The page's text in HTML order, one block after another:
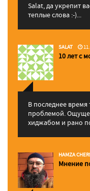
Salat, да укрепит
теплые слова :-)...
SALAT
10 лет с
В последнее время
проблемой.
хиджабом и рано
HAMZA
Мнение